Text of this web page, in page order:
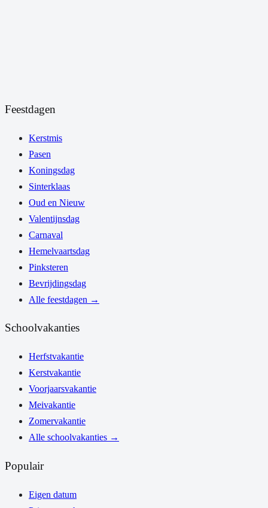
Feestdagen
Kerstmis
Pasen
Koningsdag
Sinterklaas
Oud en Nieuw
Valentijnsdag
Carnaval
Hemelvaartsdag
Pinksteren
Bevrijdingsdag
Alle feestdagen →
Schoolvakanties
Herfstvakantie
Kerstvakantie
Voorjaarsvakantie
Meivakantie
Zomervakantie
Alle schoolvakanties →
Populair
Eigen datum